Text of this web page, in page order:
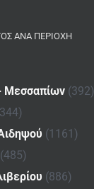
ΑΝΆ ΠΕΡΙΟΧΉ
Μεσσαπίων (392)
(1161)
(485)
(886)